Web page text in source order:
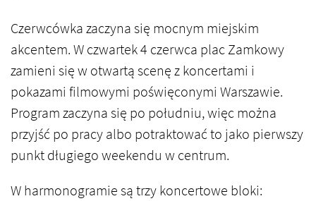
Czerwcówka zaczyna się mocnym miejskim
akcentem. W czwartek 4 czerwca plac Zamkowy
zamieni się w otwartą scenę z koncertami i
pokazami filmowymi poświęconymi Warszawie.
Program zaczyna się po południu, więc można
przyjść po pracy albo potraktować to jako pierwszy
punkt długiego weekendu w centrum.
W harmonogramie są trzy koncertowe bloki: